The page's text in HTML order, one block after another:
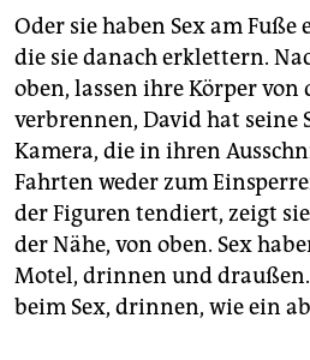
Oder sie haben Sex am
die sie danach erklettern.
oben, lassen ihre Körper von
verbrennen, David hat seine
Kamera, die in ihren
Fahrten weder zum
der Figuren tendiert, zeigt sie
der Nähe, von oben. Sex
Motel, drinnen und
beim Sex, drinnen, wie ein